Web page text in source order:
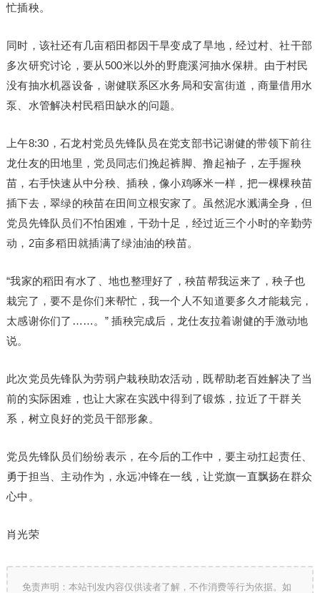
忙插秧。
同时，该社还有几亩稻田都因干旱变成了旱地，经过村、社干部
多次研究讨论，要从500米以外的野鹿溪河抽水保耕。由于村民
没有抽水机器设备，谢健联系区水务局和安富街道，商量借用水
泵、水管解决村民稻田缺水的问题。
上午8:30，石龙村党员先锋队员在党支部书记谢健的带领下前往
龙仕友的田地里，党员同志们挽起裤脚、撸起袖子，左手握秧
苗，右手快速从中分秧、插秧，像小鸡啄米一样，把一棵棵秧苗
插下去，翠绿的秧苗在田间立根安家了。虽然泥水溅满全身，但
党员先锋队员们不怕困难，干劲十足，经过近三个小时的辛勤劳
动，2亩多稻田就插满了绿油油的秧苗。
“我家的稻田有水了、地也整理好了，秧苗帮我运来了，秧子也
栽完了，要不是你们来帮忙，我一个人不知道要多久才能栽完，
太感谢你们了……。” 插秧完成后，龙仕友拉着谢健的手激动地
说。
此次党员先锋队为劳弱户栽秧助农活动，既帮助老百姓解决了当
前的实际困难，也让大家在实践中得到了锻炼，拉近了干群关
系，树立良好的党员干部形象。
党员先锋队员们纷纷表示，在今后的工作中，要主动扛起责任、
勇于担当、主动作为，永远冲锋在一线，让党旗一直飘扬在群众
心中。
肖光荣
免责声明：本站刊发内容仅供读者了解，不作消费等行为依据。如